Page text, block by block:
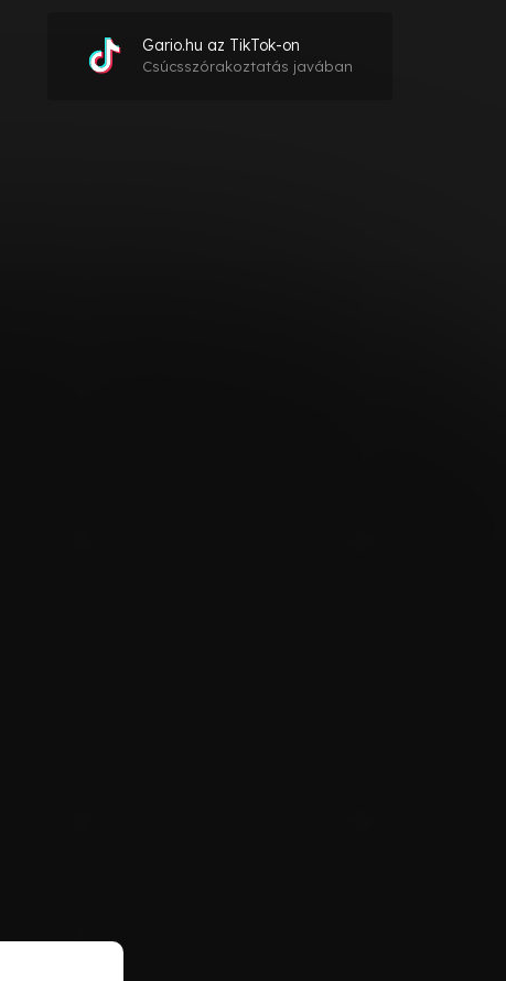
Gario.hu az TikTok-on
Csúcsszórakoztatás javában